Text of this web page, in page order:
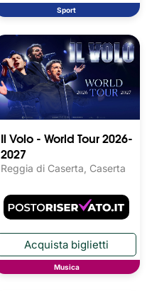
Sport
Il Volo - World Tour 2026-
2027
Reggia di Caserta, Caserta
Musica